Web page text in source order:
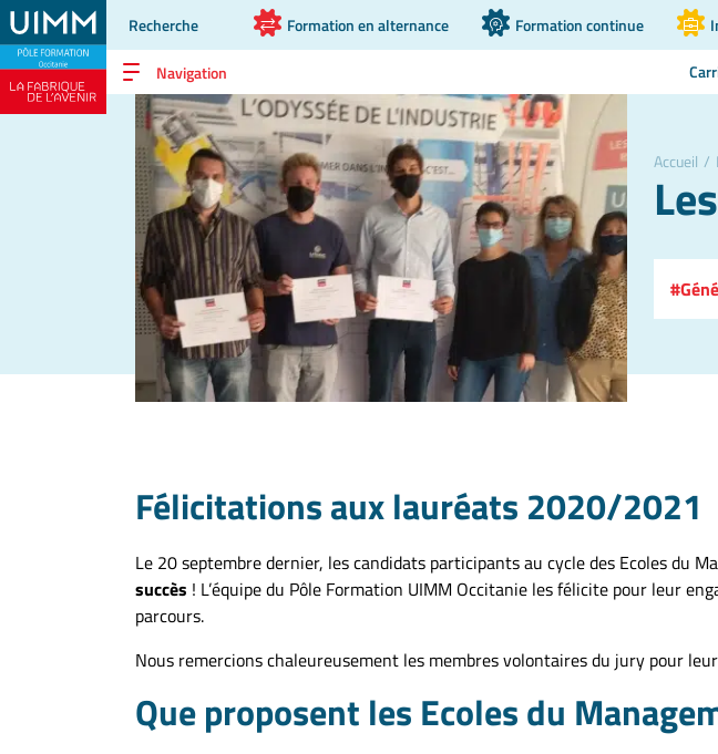
Recherche Formation en alternance Formation continue
Navigation
Accueil /
Félicitations aux lauréats 2020/2021
Le 20 septembre dernier, les candidats participants au cycle des Ecoles du
succès ! L’équipe du Pôle Formation UIMM Occitanie les félicite pour leur
parcours.
Nous remercions chaleureusement les membres volontaires du jury pour
Que proposent les Ecoles du